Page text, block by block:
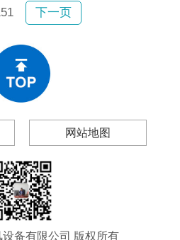
所幸均未造成人员伤亡，然而连
起事故为工程和物业管理领域敲
非偶然现象。
下一页
网站地图
备有限公司 版权所有